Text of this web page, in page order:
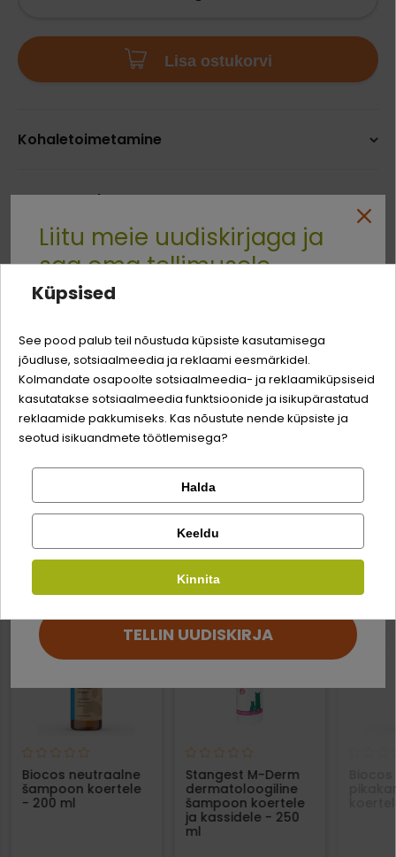
Lisa ostukorvi
Kohaletoimetamine
Arvustused
Kirjuta arvustus
Kellele
Šampoonide ja
palsamite tüübid
Karvkatte tüüp
PAKSULE
KARVKATTELE
SARNASED TOOTED
Biocos neutraalne
šampoon koertele
- 200 ml
Stangest M-Derm
dermatoloogiline
šampoon koertele
ja kassidele - 250
ml
Quality:
Kirjuta arvustus
Kontrolli tellimust
Logi sisse
Registreeru
Facebook
Google
Liitu meie uudiskirjaga ja
saa oma tellimusele
-3% soodustust
Sina ja su perekonna parim sõber väärite veel
odavamat hinda!
Lemmikloom
Kauplus
TELLIN UUDISKIRJA
Küpsised
See pood palub teil nõustuda küpsiste kasutamisega
jõudluse, sotsiaalmeedia ja reklaami eesmärkidel.
Kolmandate osapoolte sotsiaalmeedia- ja reklaamiküpsiseid
kasutatakse sotsiaalmeedia funktsioonide ja isikupärastatud
reklaamide pakkumiseks. Kas nõustute nende küpsiste ja
seotud isikuandmete töötlemisega?
Halda
Keeldu
Kinnita